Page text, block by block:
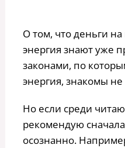
О том, что деньги
энергия знают уже
законами, по
энергия, знакомы
Но если среди
рекомендую
осознанно.